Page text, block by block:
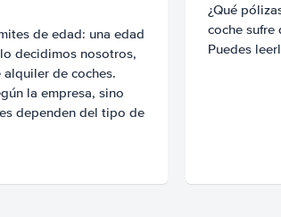
de edad: una edad
decidimos nosotros,
de coches.
la empresa, sino
dependen del tipo de
¿Qué
coche sufre
Puedes